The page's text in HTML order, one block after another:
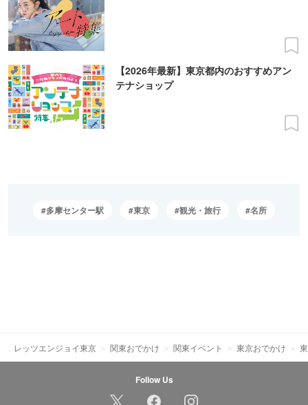
【2026年最新】東京都内のおすすめアン
テナショップ
多摩センター駅 東京 観光・旅行 名所
レッツエンジョイ東京 関東おでかけ 関東イベント 東京おでかけ
Follow Us